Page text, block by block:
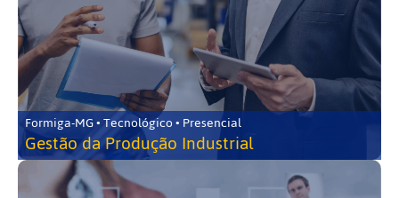
Formiga-MG • Tecnológico • Presencial
Gestão da Produção Industrial